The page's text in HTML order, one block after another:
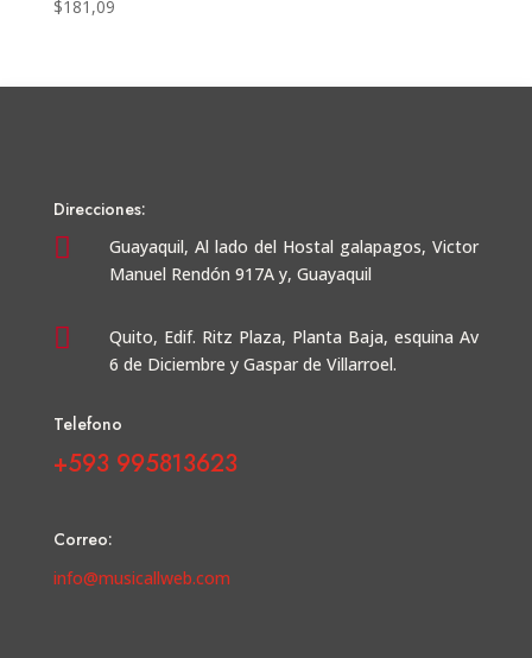
$181,09
Direcciones:
 Guayaquil, Al lado del Hostal galapagos, Victor
Manuel Rendón 917A y, Guayaquil

Quito, Edif. Ritz Plaza, Planta Baja, esquina Av
6 de Diciembre y Gaspar de Villarroel.
Telefono
+593 995813623
Correo:
info@musicallweb.com